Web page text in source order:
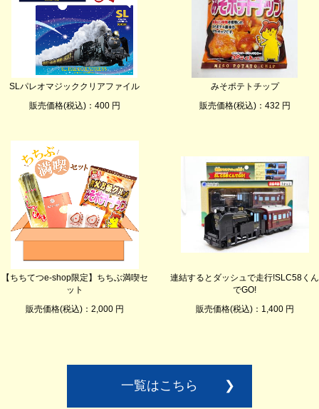
SLパレオマジッククリアファイル
販売価格(税込)：400 円
みそポテトチップ
販売価格(税込)：432 円
【ちちてつe-shop限定】ちちぶ満喫セ
ット
販売価格(税込)：2,000 円
連結するとダッシュで走行!SLC58くん
でGO!
販売価格(税込)：1,400 円
一覧はこちら ❯